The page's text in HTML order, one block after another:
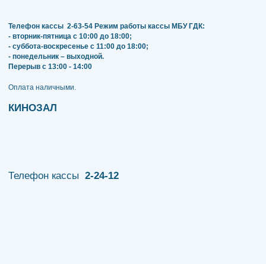
Телефон кассы 2-63-54 Режим работы кассы МБУ ГДК:
- вторник-пятница с 10:00 до 18:00;
- суббота-воскресенье с 11:00 до 18:00;
- понедельник – выходной.
Перерыв с 13:00 - 14:00
​​​​​​​Оплата наличными.
КИНОЗАЛ
Телефон кассы 2-24-12